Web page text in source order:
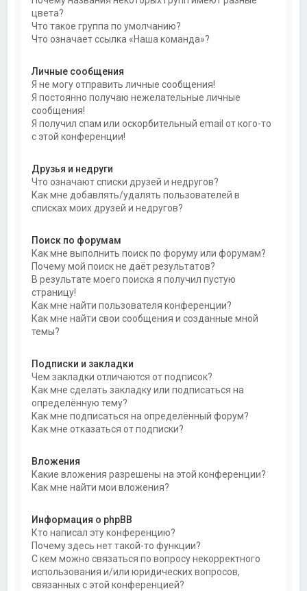
цвета?
Что такое группа по умолчанию?
Что означает ссылка «Наша команда»?
Личные сообщения
Я не могу отправить личные сообщения!
Я постоянно получаю нежелательные личные
сообщения!
Я получил спам или оскорбительный email от кого-то
с этой конференции!
Друзья и недруги
Что означают списки друзей и недругов?
Как мне добавлять/удалять пользователей в
списках моих друзей и недругов?
Поиск по форумам
Как мне выполнить поиск по форуму или форумам?
Почему мой поиск не даёт результатов?
В результате моего поиска я получил пустую
страницу!
Как мне найти пользователя конференции?
Как мне найти свои сообщения и созданные мной
темы?
Подписки и закладки
Чем закладки отличаются от подписок?
Как мне сделать закладку или подписаться на
определённую тему?
Как мне подписаться на определённый форум?
Как мне отказаться от подписки?
Вложения
Какие вложения разрешены на этой конференции?
Как мне найти мои вложения?
Информация о phpBB
Кто написал эту конференцию?
Почему здесь нет такой-то функции?
С кем можно связаться по вопросу некорректного
использования и/или юридических вопросов,
связанных с этой конференцией?